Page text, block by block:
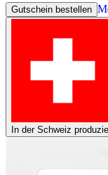
Gutschein bestellen
In der Schweiz